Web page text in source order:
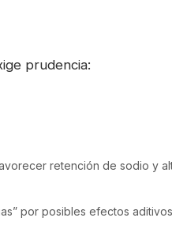
prudencia:
retención de sodio y
por posibles efectos